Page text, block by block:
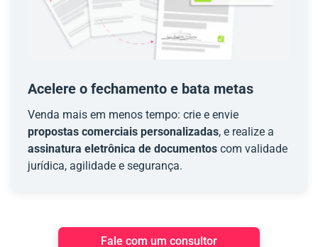
Acelere o fechamento e bata metas
Venda mais em menos tempo: crie e envie
propostas comerciais personalizadas, e realize a
assinatura eletrônica de documentos com validade
jurídica, agilidade e segurança.
Fale com um consultor